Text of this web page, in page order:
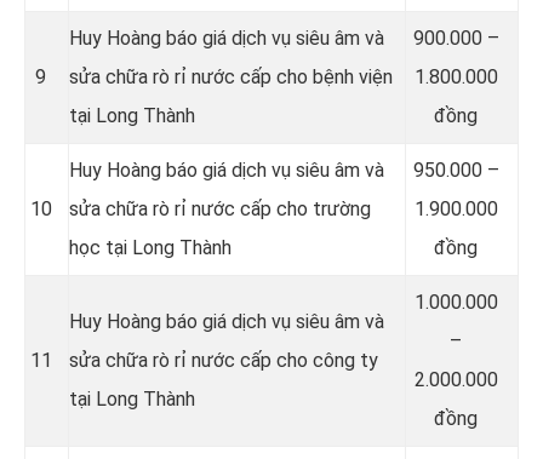
9
Huy Hoàng báo giá dịch vụ siêu âm và
sửa chữa rò rỉ nước cấp cho bệnh viện
tại Long Thành
900.000 –
1.800.000
đồng
10
Huy Hoàng báo giá dịch vụ siêu âm và
sửa chữa rò rỉ nước cấp cho trường
học tại Long Thành
950.000 –
1.900.000
đồng
11
Huy Hoàng báo giá dịch vụ siêu âm và
sửa chữa rò rỉ nước cấp cho công ty
tại Long Thành
1.000.000
–
2.000.000
đồng